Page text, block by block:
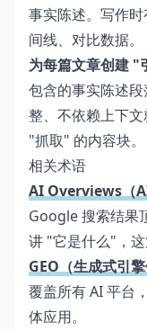
事实陈述。写作
间线、对比数据。
为每篇文章创建 "
包含的事实陈述
整、不依赖上下
"抓取" 的内容块。
相关术语
AI Overviews（AI
Google 搜索结果
讲 "它是什么"，这
GEO（生成式引擎
覆盖所有 AI 平台
体应用。